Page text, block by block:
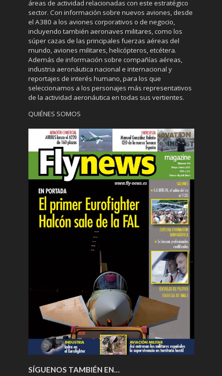
áreas de actividad relacionadas con este estratégico
sector. Con información sobre nuevos aviones, desde
el A380 a los aviones corporativos o de negocio,
incluyendo también aeronaves militares, como los
súper cazas de las principales fuerzas aéreas del
mundo, aviones militares, helicópteros, etcétera.
Además de información sobre compañías aéreas,
industria aeronáutica nacional e internacional y
reportajes de interés humano, para los que
seleccionamos a los personajes más representativos
de la actividad aeronáutica en todas sus vertientes.
QUIÉNES SOMOS
SÍGUENOS TAMBIÉN EN…